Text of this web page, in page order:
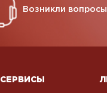
Возникли
СЕРВИСЫ